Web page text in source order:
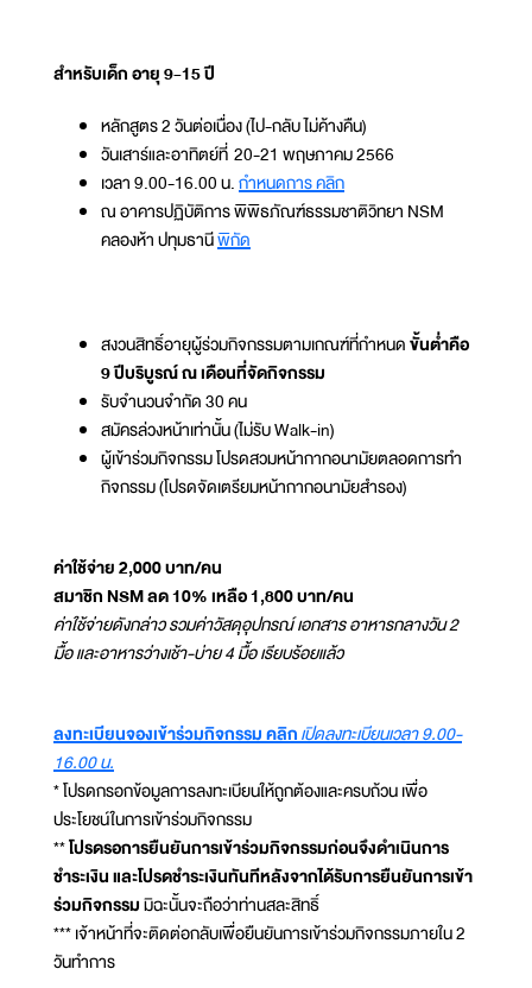
สำหรับเด็ก อายุ 9-15 ปี
หลักสูตร 2 วันต่อเนื่อง (ไป-กลับ ไม่ค้างคืน)
วันเสาร์และอาทิตย์ที่ 20-21 พฤษภาคม 2566
เวลา 9.00-16.00 น.กำหนดการ คลิก
ณ อาคารปฏิบัติการ พิพิธภัณฑ์ธรรมชาติวิทยา NSM
คลองห้า ปทุมธานีพิกัด
สงวนสิทธิ์อายุผู้ร่วมกิจกรรมตามเกณฑ์ที่กำหนดขั้นต่ำคือ
9 ปีบริบูรณ์ ณ เดือนที่จัดกิจกรรม
รับจำนวนจำกัด 30 คน
สมัครล่วงหน้าเท่านั้น (ไม่รับ Walk-in)
ผู้เข้าร่วมกิจกรรม โปรดสวมหน้ากากอนามัยตลอดการทำ
กิจกรรม (โปรดจัดเตรียมหน้ากากอนามัยสำรอง)
ค่าใช้จ่าย 2,000 บาท/คน
สมาชิก NSM ลด 10% เหลือ 1,800 บาท/คน
ค่าใช้จ่ายดังกล่าว รวมค่าวัสดุอุปกรณ์ เอกสาร อาหารกลางวัน 2
มื้อ และอาหารว่างเช้า-บ่าย 4 มื้อ เรียบร้อยแล้ว
ลงทะเบียนจองเข้าร่วมกิจกรรม คลิกเปิดลงทะเบียนเวลา 9.00-
16.00 น.
* โปรดกรอกข้อมูลการลงทะเบียนให้ถูกต้องและครบถ้วน เพื่อ
ประโยชน์ในการเข้าร่วมกิจกรรม
**โปรดรอการยืนยันการเข้าร่วมกิจกรรมก่อนจึงดำเนินการ
ชำระเงิน และโปรดชำระเงินทันทีหลังจากได้รับการยืนยันการเข้า
ร่วมกิจกรรมมิฉะนั้นจะถือว่าท่านสละสิทธิ์
*** เจ้าหน้าที่จะติดต่อกลับเพื่อยืนยันการเข้าร่วมกิจกรรมภายใน 2
วันทำการ